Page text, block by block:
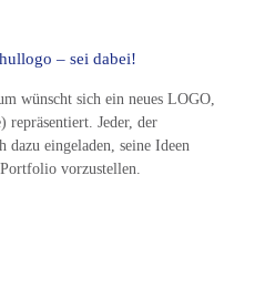
– sei dabei!
wünscht sich ein neues LOGO,
repräsentiert. Jeder, der
eingeladen, seine Ideen
vorzustellen.